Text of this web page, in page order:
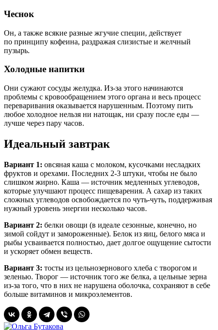
Чеснок
Он, а также всякие разные жгучие специи, действует
по принципу кофеина, раздражая слизистые и желчный
пузырь.
Холодные напитки
Они сужают сосуды желудка. Из-за этого начинаются
проблемы с кровообращением этого органа и весь процесс
переваривания оказывается нарушенным. Поэтому пить
любое холодное нельзя ни натощак, ни сразу после еды —
лучше через пару часов.
Идеальный завтрак
Вариант 1: овсяная каша с молоком, кусочками несладких
фруктов и орехами. Последних 2-3 штуки, чтобы не было
слишком жирно. Каша — источник медленных углеводов,
которые улучшают процесс пищеварения. А сахар из таких
сложных углеводов освобождается по чуть-чуть, поддерживая
нужный уровень энергии несколько часов.
Вариант 2: белки овощи (в идеале сезонные, конечно, но
зимой сойдут и замороженные). Белок из яиц, белого мяса и
рыбы усваивается полностью, дает долгое ощущение сытости
и ускоряет обмен веществ.
Вариант 3: тосты из цельнозернового хлеба с творогом и
зеленью. Творог — источник того же белка, а цельные зерна
из-за того, что в них не нарушена оболочка, сохраняют в себе
больше витаминов и микроэлементов.